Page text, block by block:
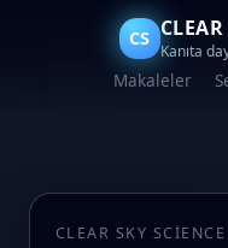
CS
Kanıta
Makaleler
CLEAR SKY SCIENCE